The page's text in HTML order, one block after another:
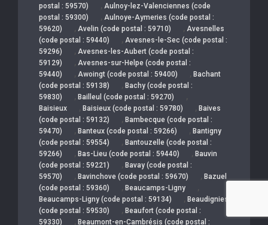
postal : 59570)
, Aulnoy-lez-Valenciennes (code
postal : 59300)
, Aulnoye-Aymeries (code postal :
59620)
, Avelin (code postal : 59710) , Avesnelles
(code postal : 59440)
, Avesnes-le-Sec (code postal :
59296)
, Avesnes-les-Aubert (code postal :
59129)
, Avesnes-sur-Helpe (code postal :
59440)
, Awoingt (code postal : 59400) , Bachant
(code postal : 59138)
, Bachy (code postal :
59830)
, Bailleul (code postal : 59270) ,
Baisieux , Baisieux (code postal : 59780) , Baives
(code postal : 59132)
, Bambecque (code postal :
59470)
, Banteux (code postal : 59266) , Bantigny
(code postal : 59554)
, Bantouzelle (code postal :
59266)
, Bas-Lieu (code postal : 59440) , Bauvin
(code postal : 59221)
, Bavay (code postal :
59570)
, Bavinchove (code postal : 59670) , Bazuel
(code postal : 59360)
, Beaucamps-Ligny ,
Beaucamps-Ligny (code postal : 59134) , Beaudignies
(code postal : 59530)
, Beaufort (code postal :
59330)
, Beaumont-en-Cambrésis (code postal :